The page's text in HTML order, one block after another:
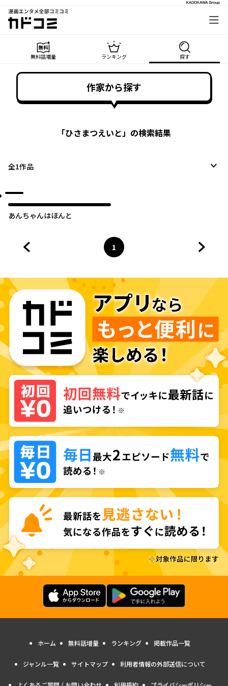
漫画エンタメ全部コミコミ
カドコミ
無料話増量 ランキング 探す
作家から探す
「ひさまつえいと」の検索結果
全1作品
あんちゃんはほんと
ページ
1
へ
ホーム 無料話増量 ランキング 掲載作品一覧
ジャンル一覧 サイトマップ 利用者情報の外部送信について